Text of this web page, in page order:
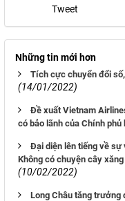
Tweet
Những tin mới hơn
Tích cực chuyển đổi
(14/01/2022)
Đề xuất Vietnam
có bảo lãnh của Chính phủ
Đại diện lên tiếng về sự
Không có chuyện cây
(10/02/2022)
Long Châu tăng trưởng